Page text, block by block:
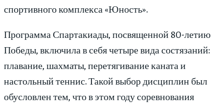
спортивного комплекса «Юность».
Программа Спартакиады, посвященной 80-летию
Победы, включила в себя четыре вида состязаний:
плавание, шахматы, перетягивание каната и
настольный теннис. Такой выбор дисциплин был
обусловлен тем, что в этом году соревнования